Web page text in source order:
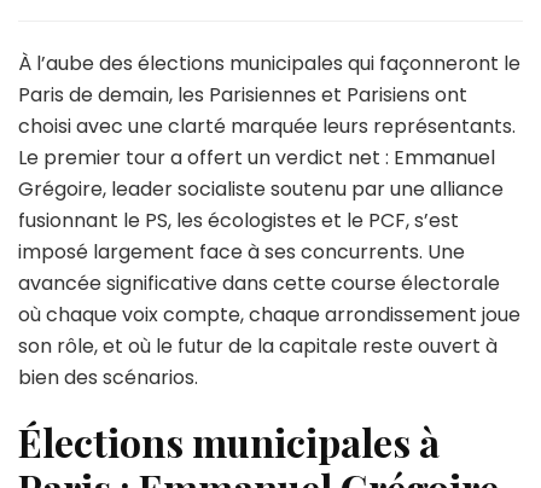
2026
Paris
:
Emmanuel
Grégoire
largement,
Rachida
Dati
en
seconde
position
À l’aube des élections municipales qui façonneront le
Paris de demain, les Parisiennes et Parisiens ont
choisi avec une clarté marquée leurs représentants.
Le premier tour a offert un verdict net : Emmanuel
Grégoire, leader socialiste soutenu par une alliance
fusionnant le PS, les écologistes et le PCF, s’est
imposé largement face à ses concurrents. Une
avancée significative dans cette course électorale
où chaque voix compte, chaque arrondissement joue
son rôle, et où le futur de la capitale reste ouvert à
bien des scénarios.
Élections municipales à